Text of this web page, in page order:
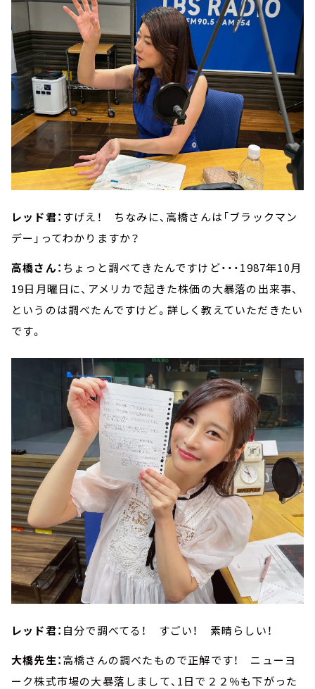
レッド君： すげえ！ ちなみに、高橋さんは「ブラックマン
デー」ってわかりますか？
高橋さん： ちょっと調べてきたんですけど・・・1987年10月
19日月曜日に、アメリカで起きた株価の大暴落の出来事、
というのは調べたんですけど。詳しく教えていただきたい
です。
レッド君： 自分で調べてる！ すごい！ 素晴らしい！
大橋先生：高橋さんの調べたもので正解です！ ニューヨ
ーク株式市場の大暴落しまして、1日で２２％も下がった